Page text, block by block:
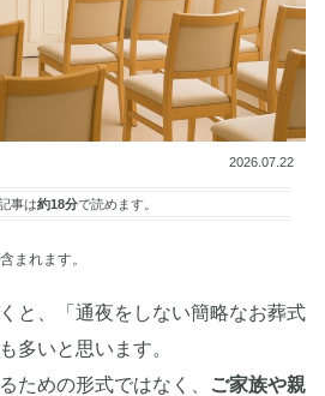
2026.07.22
事は約18分で読めます。
まれます。
と、「通夜をしない簡略なお葬式
多いと思います。
ための形式ではなく、
ご家族や親